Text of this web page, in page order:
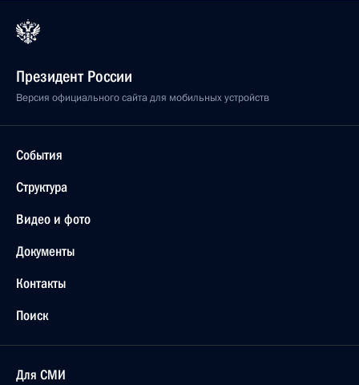
Президент России
Версия официального сайта для мобильных устройств
События
Структура
Видео и фото
Документы
Контакты
Поиск
Для СМИ